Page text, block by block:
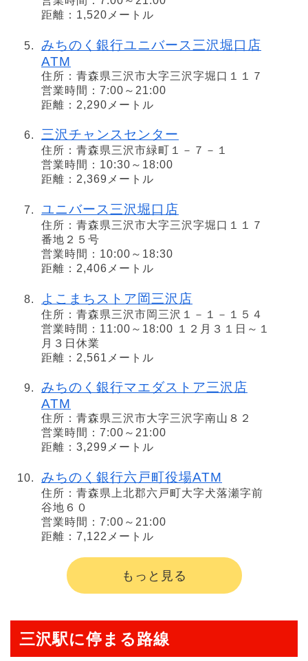
距離：1,520メートル
みちのく銀行ユニバース三沢堀口店
ATM
住所：青森県三沢市大字三沢字堀口１１７
営業時間：7:00～21:00
距離：2,290メートル
三沢チャンスセンター
住所：青森県三沢市緑町１－７－１
営業時間：10:30～18:00
距離：2,369メートル
ユニバース三沢堀口店
住所：青森県三沢市大字三沢字堀口１１７
番地２５号
営業時間：10:00～18:30
距離：2,406メートル
よこまちストア岡三沢店
住所：青森県三沢市岡三沢１－１－１５４
営業時間：11:00～18:00 １２月３１日～１
月３日休業
距離：2,561メートル
みちのく銀行マエダストア三沢店
ATM
住所：青森県三沢市大字三沢字南山８２
営業時間：7:00～21:00
距離：3,299メートル
みちのく銀行六戸町役場ATM
住所：青森県上北郡六戸町大字犬落瀬字前
谷地６０
営業時間：7:00～21:00
距離：7,122メートル
もっと見る
三沢駅に停まる路線